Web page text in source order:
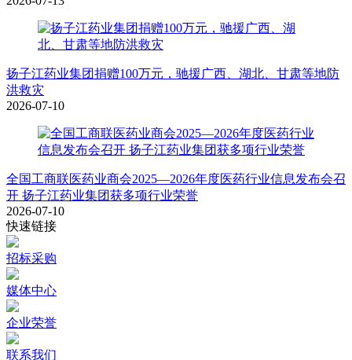
扬子江药业集团捐赠100万元，驰援广西、湖北、甘肃等地防
洪救灾
2026-07-10
全国工商联医药业商会2025—2026年度医药行业信息发布会召
开 扬子江药业集团获多项行业荣誉
2026-07-10
快速链接
招标采购
媒体中心
企业荣誉
联系我们